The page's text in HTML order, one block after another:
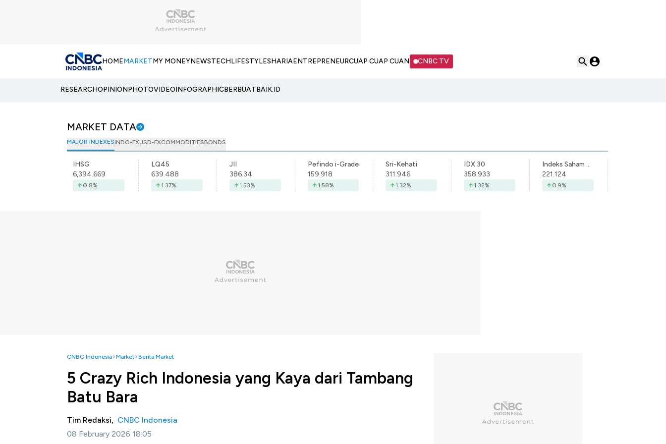
HOMEMARKETMY MONEYNEWSTECHLIFESTYLESHARIAENTREPRENEURCUAP CUAP CUAN CNBC TV
RESEARCHOPINIONPHOTOVIDEOINFOGRAPHICBERBUATBAIK.ID
MARKET DATA
MAJOR INDEXESINDO-FXUSD-FXCOMMODITIESBONDS
IHSG
6,394.669
0.8%
LQ45
639.488
1.37%
JII
386.34
1.53%
Pefindo i-Grade
159.918
1.58%
Sri-Kehati
311.946
1.32%
IDX 30
358.933
1.32%
Indeks Saham Syariah Indonesia
221.124
0.9%
CNBC Indonesia Market Berita Market
5 Crazy Rich Indonesia yang Kaya dari Tambang
Batu Bara
Tim Redaksi, CNBC Indonesia
08 February 2026 18:05